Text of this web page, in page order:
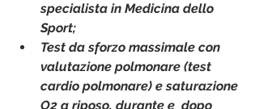
specialista in Medicina dello
Sport;
Test da sforzo massimale con
valutazione polmonare (test
cardio polmonare) e saturazione
O2 a riposo, durante e  dopo